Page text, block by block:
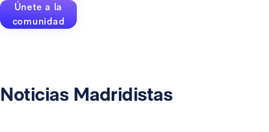
Únete a la
comunidad
Noticias Madridistas